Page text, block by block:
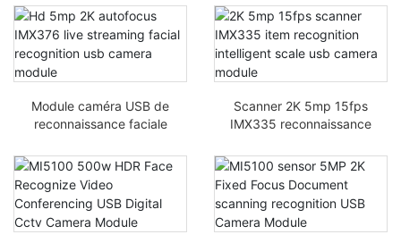
d’usine OV5645 module
caméra USB
d’antenne USB PS5520
Module caméra USB de
reconnaissance faciale
Scanner 2K 5mp 15fps
IMX335 reconnaissance
caméra intelligent Scale
USB